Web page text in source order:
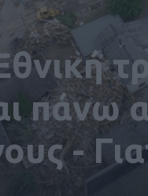
πάνω
-